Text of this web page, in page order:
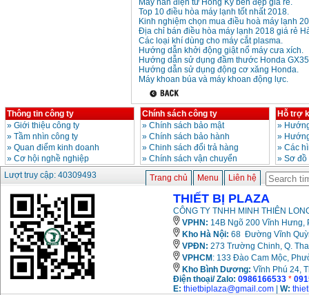
Máy hàn điện tử Hồng Ký bền đẹp giá rẻ.
Top 10 điều hòa máy lạnh tốt nhất 2018.
Kinh nghiệm chọn mua điều hoà máy lạnh
Địa chỉ bán điều hòa máy lạnh 2018 giá rẻ
Các loại khí dùng cho máy cắt plasma.
Hướng dẫn khởi động giật nổ máy cưa xích.
Hướng dẫn sử dụng đầm thước Honda
Hướng dẫn sử dụng động cơ xăng Honda.
Máy khoan búa và máy khoan động lực.
Thông tin công ty
» Giới thiệu công ty
» Tầm nhìn công ty
» Quan điểm kinh doanh
» Cơ hội nghề nghiệp
Chính sách công ty
» Chính sách bảo mật
» Chính sách bảo hành
» Chinh sách đổi trả hàng
» Chính sách vận chuyển
Hỗ trợ
»
»
» Các
» Sơ
Lượt truy cập: 40309493
Trang chủ Menu Liên hệ
THIẾT BỊ PLAZA
CÔNG TY TNHH MINH THIÊN
VPHN: 14B Ngõ 200 Vĩnh Hưng,
Kho Hà Nội: 68 Đường Vĩnh
VPĐN: 273 Trường Chinh, Q.
VPHCM : 133 Đào Cam Mộc,
Kho Bình Dương: Vĩnh Phú 24,
Điện thoại/ Zalo: 0986166533 *
E: thietbiplaza@gmail.com W: